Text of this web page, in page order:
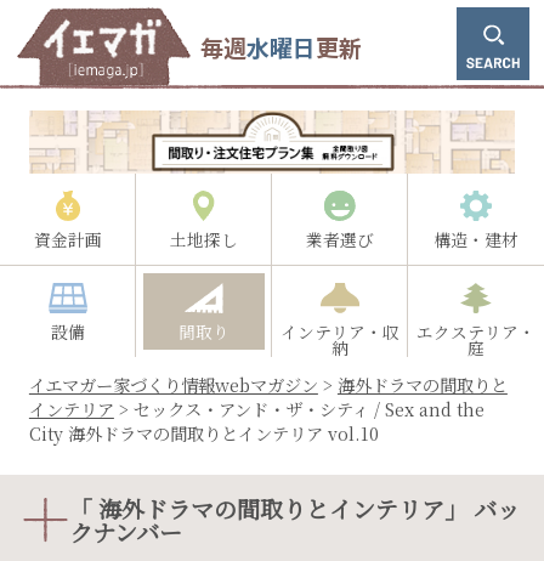
毎週水曜日更新
資金計画 土地探し 業者選び 構造・建材
設備 間取り インテリア・収
納
エクステリア・
庭
イエマガー家づくり情報webマガジン > 海外ドラマの間取りと
インテリア > セックス・アンド・ザ・シティ / Sex and the
City 海外ドラマの間取りとインテリア vol.10
「 海外ドラマの間取りとインテリア」 バッ
クナンバー